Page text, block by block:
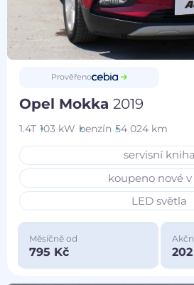
Prověřeno
Opel Mokka2019
1.4T 103 kW benzín 54 024 km
servisní kniha
koupeno nové v
LED světla
Měsíčně od
795 Kč